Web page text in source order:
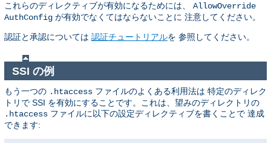
これらのディレクティブが有効になるためには、 AllowOverride
AuthConfig が有効でなくてはならないことに 注意してください。
認証と承認については 認証チュートリアルを 参照してください。
SSI の例
もう一つの .htaccess ファイルのよくある利用法は 特定のディレク
トリで SSI を有効にすることです。これは、望みのディレクトリの
.htaccess ファイルに以下の設定ディレクティブを書くことで 達成
できます: